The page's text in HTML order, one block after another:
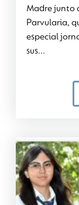
Madre junto
Parvularia,
especial
sus...